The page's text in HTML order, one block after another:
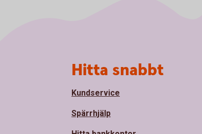
Hitta snabbt
Kundservice
Spärrhjälp